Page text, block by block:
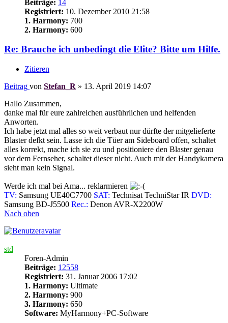
Beiträge: 14
Registriert: 10. Dezember 2010 21:58
1. Harmony: 700
2. Harmony: 600
Re: Brauche ich unbedingt die Elite? Bitte um Hilfe.
Zitieren
Beitrag von Stefan_R » 13. April 2019 14:07
Hallo Zusammen,
danke mal für eure zahlreichen ausführlichen und helfenden
Anworten.
Ich habe jetzt mal alles so weit verbaut nur dürfte der mitgelieferte
Blaster defkt sein. Lasse ich die Tüer am Sideboard offen, schaltet
alles korrekt, mache ich sie zu und positioniere den Blaster genau
vor dem Fernseher, schaltet dieser nicht. Auch mit der Handykamera
sieht man kein Signal.
Werde ich mal bei Ama... reklarmieren
TV: Samsung UE40C7700 SAT: Technisat TechniStar IR DVD:
Samsung BD-J5500 Rec.: Denon AVR-X2200W
Nach oben
std
Foren-Admin
Beiträge: 12558
Registriert: 31. Januar 2006 17:02
1. Harmony: Ultimate
2. Harmony: 900
3. Harmony: 650
Software: MyHarmony+PC-Software